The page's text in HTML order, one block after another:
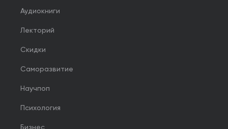
Аудиокниги
Лекторий
Скидки
Саморазвитие
Научпоп
Психология
Бизнес